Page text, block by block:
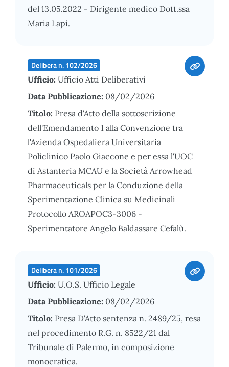
del 13.05.2022 - Dirigente medico Dott.ssa
Maria Lapi.
Delibera n. 102/2026
Ufficio: Ufficio Atti Deliberativi
Data Pubblicazione: 08/02/2026
Titolo: Presa d'Atto della sottoscrizione
dell'Emendamento 1 alla Convenzione tra
l'Azienda Ospedaliera Universitaria
Policlinico Paolo Giaccone e per essa l'UOC
di Astanteria MCAU e la Società Arrowhead
Pharmaceuticals per la Conduzione della
Sperimentazione Clinica su Medicinali
Protocollo AROAPOC3-3006 -
Sperimentatore Angelo Baldassare Cefalù.
Delibera n. 101/2026
Ufficio: U.O.S. Ufficio Legale
Data Pubblicazione: 08/02/2026
Titolo: Presa D'Atto sentenza n. 2489/25, resa
nel procedimento R.G. n. 8522/21 dal
Tribunale di Palermo, in composizione
monocratica.